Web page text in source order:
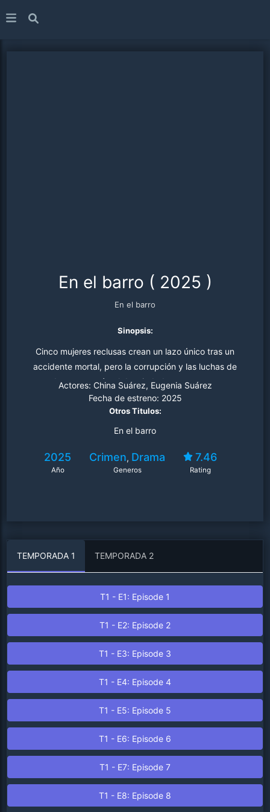
En el barro ( 2025 )
En el barro
Sinopsis:
Cinco mujeres reclusas crean un lazo único tras un
accidente mortal, pero la corrupción y las luchas de
poder en una cárcel despiadada amenazan con
destruirlas.
Actores: China Suárez, Eugenia Suárez
Fecha de estreno: 2025
Otros Titulos:
En el barro
2025
Año
Crimen, Drama
Generos
7.46
Rating
TEMPORADA 1 TEMPORADA 2
T1 - E1: Episode 1
T1 - E2: Episode 2
T1 - E3: Episode 3
T1 - E4: Episode 4
T1 - E5: Episode 5
T1 - E6: Episode 6
T1 - E7: Episode 7
T1 - E8: Episode 8